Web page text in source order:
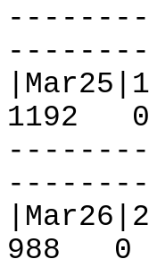
1192
0
988
0